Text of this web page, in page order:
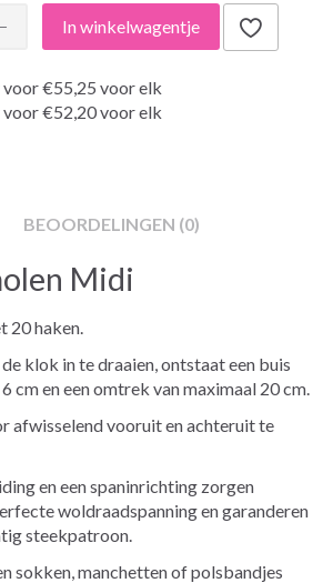
In winkelwagentje
voor€55,25 voor elk
voor€52,20voor elk
BEOORDELINGEN (0)
Midi
20 haken.
klok in te draaien, ontstaat een buis
cm en een omtrek van maximaal 20 cm.
afwisselend vooruit en achteruit te
en een spaninrichting zorgen
woldraadspanning en garanderen
steekpatroon.
sokken, manchetten of polsbandjes